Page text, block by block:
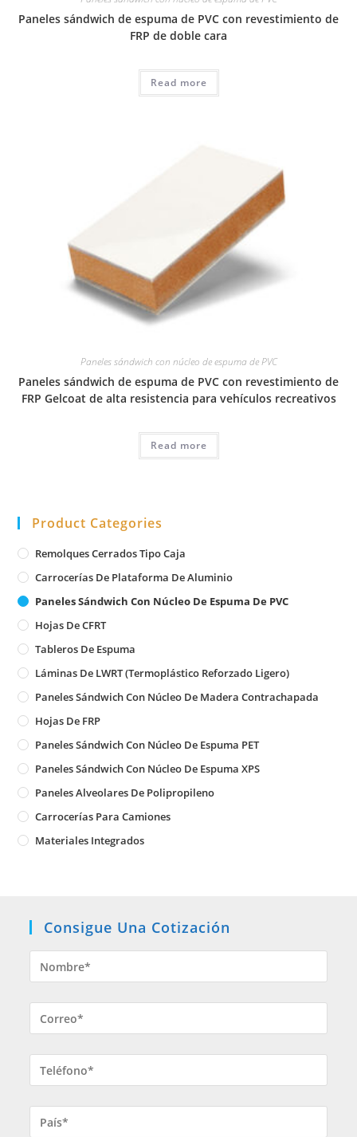
Paneles sándwich de espuma de PVC con revestimiento de
FRP de doble cara
Read more
Paneles sándwich con núcleo de espuma de PVC
Paneles sándwich de espuma de PVC con revestimiento de
FRP Gelcoat de alta resistencia para vehículos recreativos
Read more
Product Categories
Remolques Cerrados Tipo Caja
Carrocerías De Plataforma De Aluminio
Paneles Sándwich Con Núcleo De Espuma De PVC
Hojas De CFRT
Tableros De Espuma
Láminas De LWRT (Termoplástico Reforzado Ligero)
Paneles Sándwich Con Núcleo De Madera Contrachapada
Hojas De FRP
Paneles Sándwich Con Núcleo De Espuma PET
Paneles Sándwich Con Núcleo De Espuma XPS
Paneles Alveolares De Polipropileno
Carrocerías Para Camiones
Materiales Integrados
Consigue Una Cotización